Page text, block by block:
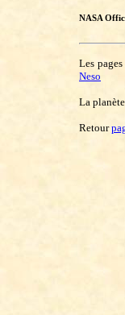
NASA
Les
Neso
La planète
Retour